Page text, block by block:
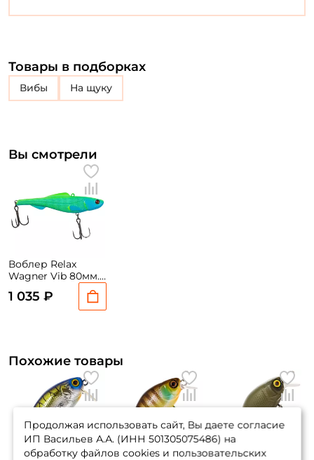
Товары в подборках
Вибы на щуку
Вы смотрели
Воблер Relax
Wagner Vib 80мм.
19гр. N02 sinking
1 035 ₽
Похожие товары
Продолжая использовать сайт, Вы даете согласие
ИП Васильев А.А. (ИНН 501305075486) на
обработку файлов cookies и пользовательских